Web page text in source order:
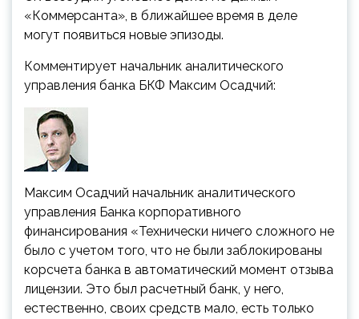
«Коммерсанта», в ближайшее время в деле
могут появиться новые эпизоды.
Комментирует начальник аналитического
управления банка БКФ Максим Осадчий:
Максим Осадчий начальник аналитического
управления Банка корпоративного
финансирования «Технически ничего сложного не
было с учетом того, что не были заблокированы
корсчета банка в автоматический момент отзыва
лицензии. Это был расчетный банк, у него,
естественно, своих средств мало, есть только